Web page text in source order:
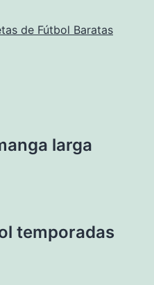
de Fútbol Baratas
larga
temporadas